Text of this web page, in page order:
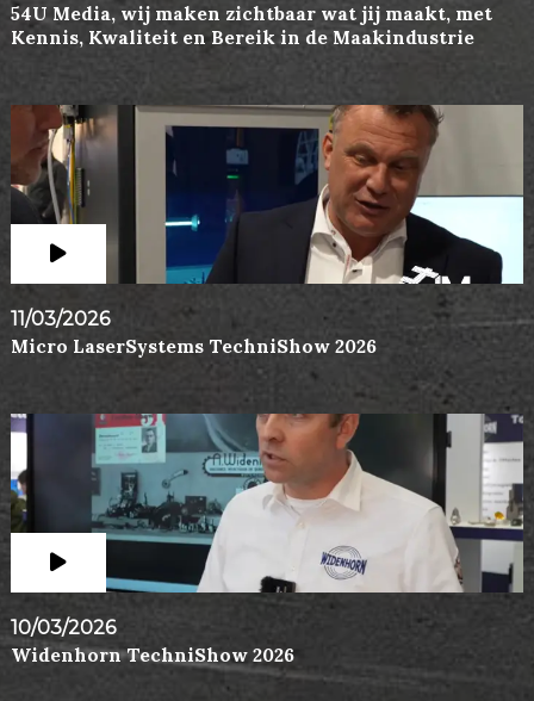
54U Media, wij maken zichtbaar wat jij maakt, met
Kennis, Kwaliteit en Bereik in de Maakindustrie
11/03/2026
Micro LaserSystems TechniShow 2026
10/03/2026
Widenhorn TechniShow 2026